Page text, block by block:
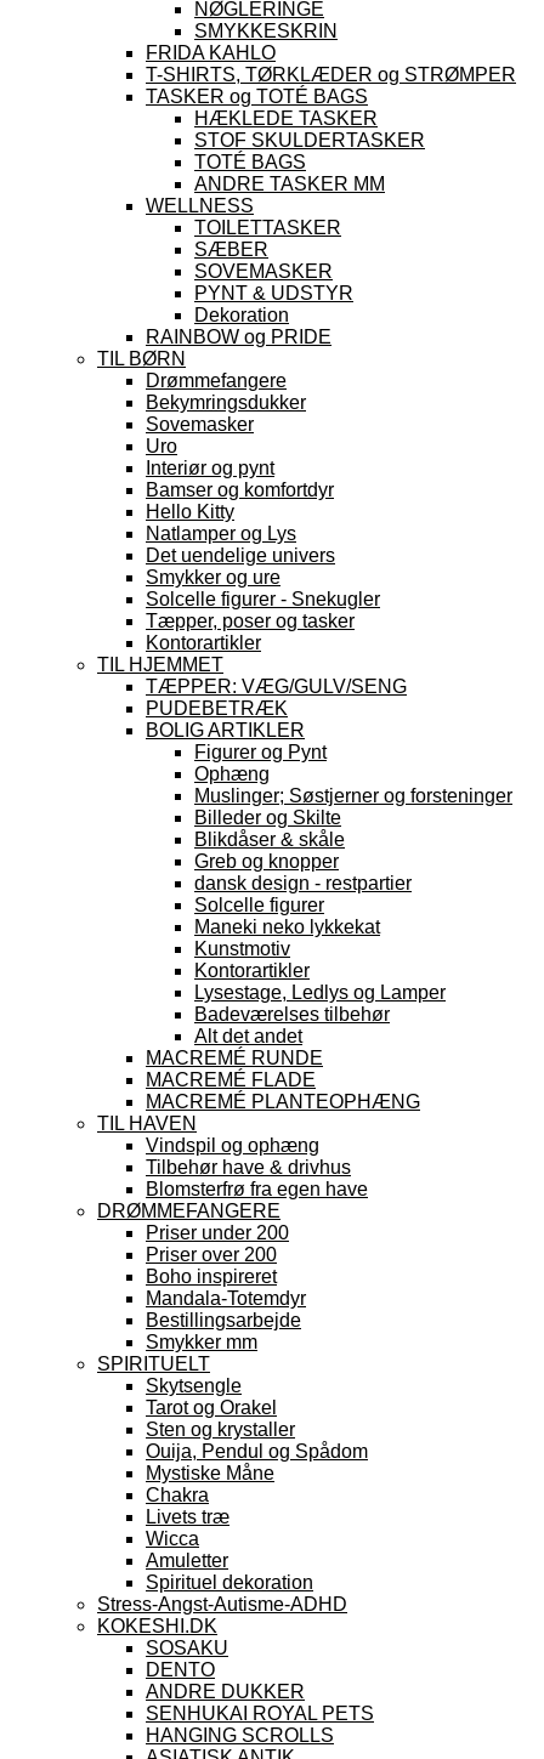
NØGLERINGE
SMYKKESKRIN
FRIDA KAHLO
T-SHIRTS, TØRKLÆDER og STRØMPER
TASKER og TOTÉ BAGS
HÆKLEDE TASKER
STOF SKULDERTASKER
TOTÉ BAGS
ANDRE TASKER MM
WELLNESS
TOILETTASKER
SÆBER
SOVEMASKER
PYNT & UDSTYR
Dekoration
RAINBOW og PRIDE
TIL BØRN
Drømmefangere
Bekymringsdukker
Sovemasker
Uro
Interiør og pynt
Bamser og komfortdyr
Hello Kitty
Natlamper og Lys
Det uendelige univers
Smykker og ure
Solcelle figurer - Snekugler
Tæpper, poser og tasker
Kontorartikler
TIL HJEMMET
TÆPPER: VÆG/GULV/SENG
PUDEBETRÆK
BOLIG ARTIKLER
Figurer og Pynt
Ophæng
Muslinger; Søstjerner og forsteninger
Billeder og Skilte
Blikdåser & skåle
Greb og knopper
dansk design - restpartier
Solcelle figurer
Maneki neko lykkekat
Kunstmotiv
Kontorartikler
Lysestage, Ledlys og Lamper
Badeværelses tilbehør
Alt det andet
MACREMÉ RUNDE
MACREMÉ FLADE
MACREMÉ PLANTEOPHÆNG
TIL HAVEN
Vindspil og ophæng
Tilbehør have & drivhus
Blomsterfrø fra egen have
DRØMMEFANGERE
Priser under 200
Priser over 200
Boho inspireret
Mandala-Totemdyr
Bestillingsarbejde
Smykker mm
SPIRITUELT
Skytsengle
Tarot og Orakel
Sten og krystaller
Ouija, Pendul og Spådom
Mystiske Måne
Chakra
Livets træ
Wicca
Amuletter
Spirituel dekoration
Stress-Angst-Autisme-ADHD
KOKESHI.DK
SOSAKU
DENTO
ANDRE DUKKER
SENHUKAI ROYAL PETS
HANGING SCROLLS